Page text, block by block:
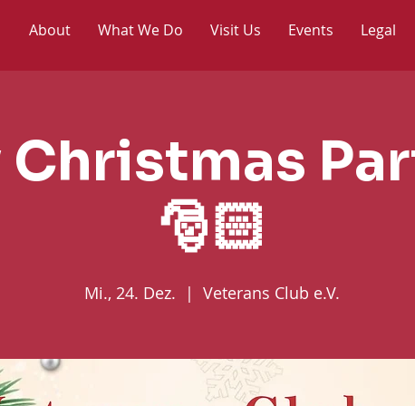
About What We Do Visit Us Events Legal
🎅🏻
Mi., 24. Dez.
  |
Veterans Club e.V.